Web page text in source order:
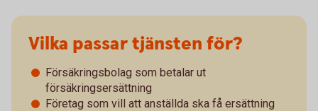
Vilka passar tjänsten för?
Försäkringsbolag som betalar ut
försäkringsersättning
Företag som vill att anställda ska få ersättning